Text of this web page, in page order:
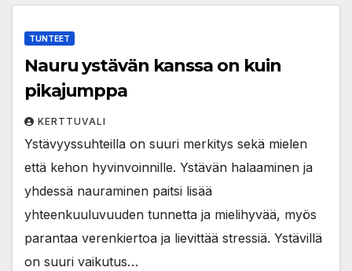
TUNTEET
Nauru ystävän kanssa on kuin
pikajumppa
KERTTUVALI
Ystävyyssuhteilla on suuri merkitys sekä mielen
että kehon hyvinvoinnille. Ystävän halaaminen ja
yhdessä nauraminen paitsi lisää
yhteenkuuluvuuden tunnetta ja mielihyvää, myös
parantaa verenkiertoa ja lievittää stressiä. Ystävillä
on suuri vaikutus…